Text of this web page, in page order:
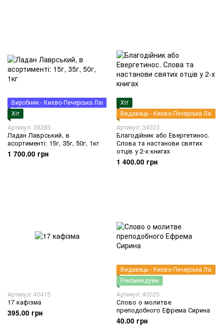
Виробник - Києво-Печерська Лавра
Хіт
Артикул: 39285
Ладан Лаврський, в
асортименті: 15г, 35г, 50г, 1кг
1 700.00 грн
Хіт
Видавець - Києво-Печерська Лавра
Артикул: 34023
Благодійник або Евергетинос.
Слова та настанови святих
отців у 2-х книгах
1 400.00 грн
Артикул: 40415
17 кафізма
395.00 грн
Видавець - Києво-Печерська Лавра
Рекомендуем
Артикул: 40025
Слово о молитве
преподобного Ефрема Сирина
40.00 грн